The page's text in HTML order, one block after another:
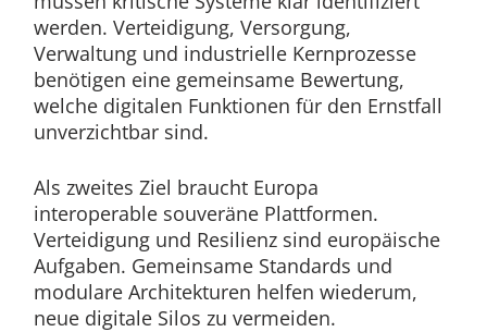
werden. Verteidigung, Versorgung,
Verwaltung und industrielle Kernprozesse
benötigen eine gemeinsame Bewertung,
welche digitalen Funktionen für den Ernstfall
unverzichtbar sind.
Als zweites Ziel braucht Europa
interoperable souveräne Plattformen.
Verteidigung und Resilienz sind europäische
Aufgaben. Gemeinsame Standards und
modulare Architekturen helfen wiederum,
neue digitale Silos zu vermeiden.